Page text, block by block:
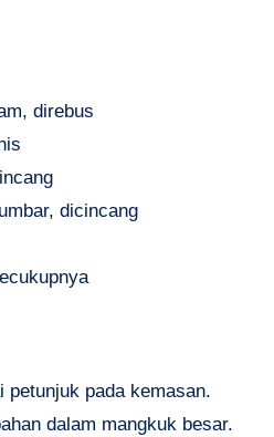
direbus
dicincang
petunjuk pada kemasan.
dalam mangkuk besar.